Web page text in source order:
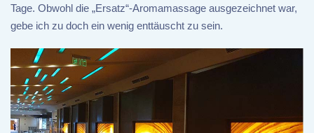
Tage. Obwohl die „Ersatz“-Aromamassage ausgezeichnet war,
gebe ich zu doch ein wenig enttäuscht zu sein.